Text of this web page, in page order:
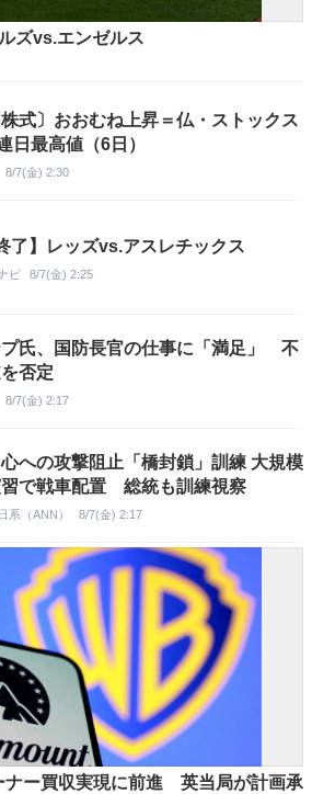
ズvs.エンゼルス
株式〕おおむね上昇＝仏・ストックス
日最高値（6日）
8/7(金) 2:30
了】レッズvs.アスレチックス
ビ 8/7(金) 2:25
プ氏、国防長官の仕事に「満足」 不
否定
8/7(金) 2:17
への攻撃阻止「橋封鎖」訓練 大規模
で戦車配置 総統も訓練視察
系（ANN） 8/7(金) 2:17
ナー買収実現に前進 英当局が計画承